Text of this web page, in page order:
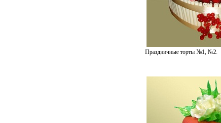
Праздничные торты №1, №2.